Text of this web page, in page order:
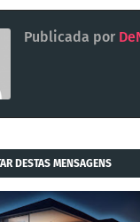
Publicada por
DESTAS MENSAGENS